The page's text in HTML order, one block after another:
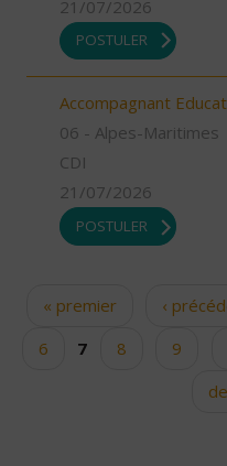
21/07/2026
POSTULER
Accompagnant
06 - Alpes-Maritimes
CDI
21/07/2026
POSTULER
Pages« premier ‹
6
7 8 9